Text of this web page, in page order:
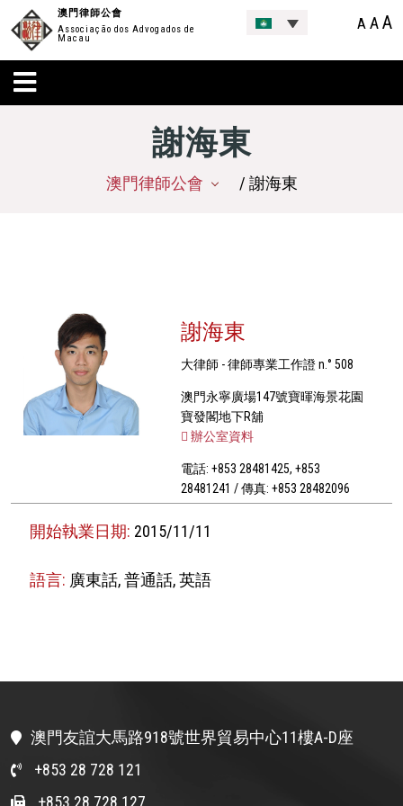
澳門律師公會
Associação dos Advogados de
Macau
A AA
謝海東
澳門律師公會 / 謝海東
謝海東
大律師 - 律師專業工作證 n.° 508
澳門永寧廣場147號寶暉海景花園
寶發閣地下R舖
辦公室資料
電話: +853 28481425, +853
28481241 / 傳真: +853 28482096
開始執業日期: 2015/11/11
語言: 廣東話, 普通話, 英語
澳門友誼大馬路918號世界貿易中心11樓A-D座
+853 28 728 121
+853 28 728 127